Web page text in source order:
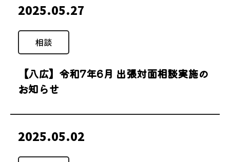
2025.05.27
相談
【八広】令和7年6月 出張対面相談実施の
お知らせ
2025.05.02